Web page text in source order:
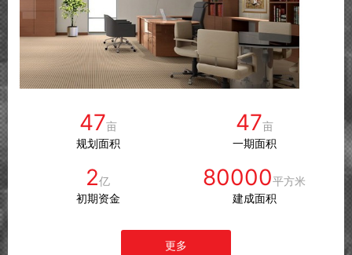
47亩
规划面积
47亩
一期面积
2亿
初期资金
80000平方米
建成面积
更多